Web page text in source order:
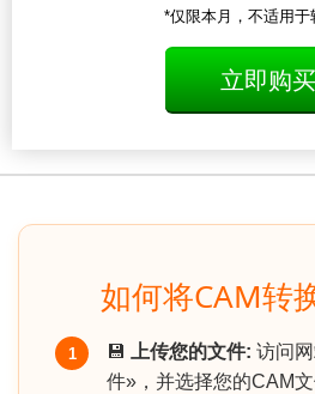
*仅限本月，不适用于
立即购买
如何将CAM转
1 💾 上传您的文件: 访问
件»，并选择您的CAM